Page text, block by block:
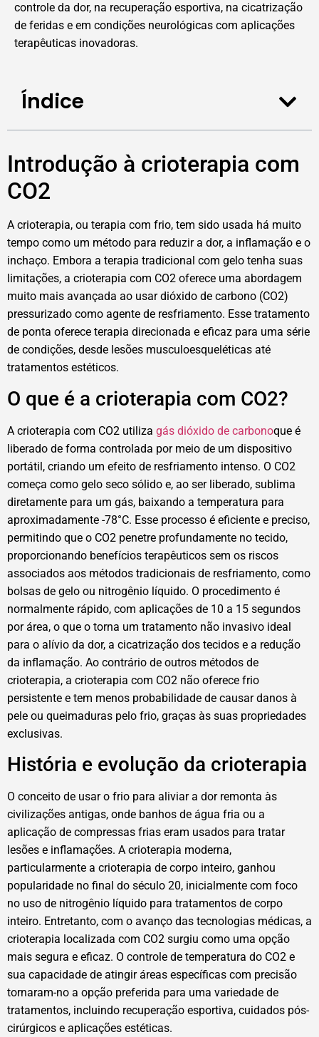
controle da dor, na recuperação esportiva, na cicatrização
de feridas e em condições neurológicas com aplicações
terapêuticas inovadoras.
Índice
Introdução à crioterapia com
CO2
A crioterapia, ou terapia com frio, tem sido usada há muito
tempo como um método para reduzir a dor, a inflamação e o
inchaço. Embora a terapia tradicional com gelo tenha suas
limitações, a crioterapia com CO2 oferece uma abordagem
muito mais avançada ao usar dióxido de carbono (CO2)
pressurizado como agente de resfriamento. Esse tratamento
de ponta oferece terapia direcionada e eficaz para uma série
de condições, desde lesões musculoesqueléticas até
tratamentos estéticos.
O que é a crioterapia com CO2?
A crioterapia com CO2 utiliza gás dióxido de carbonoque é
liberado de forma controlada por meio de um dispositivo
portátil, criando um efeito de resfriamento intenso. O CO2
começa como gelo seco sólido e, ao ser liberado, sublima
diretamente para um gás, baixando a temperatura para
aproximadamente -78°C. Esse processo é eficiente e preciso,
permitindo que o CO2 penetre profundamente no tecido,
proporcionando benefícios terapêuticos sem os riscos
associados aos métodos tradicionais de resfriamento, como
bolsas de gelo ou nitrogênio líquido. O procedimento é
normalmente rápido, com aplicações de 10 a 15 segundos
por área, o que o torna um tratamento não invasivo ideal
para o alívio da dor, a cicatrização dos tecidos e a redução
da inflamação. Ao contrário de outros métodos de
crioterapia, a crioterapia com CO2 não oferece frio
persistente e tem menos probabilidade de causar danos à
pele ou queimaduras pelo frio, graças às suas propriedades
exclusivas.
História e evolução da crioterapia
O conceito de usar o frio para aliviar a dor remonta às
civilizações antigas, onde banhos de água fria ou a
aplicação de compressas frias eram usados para tratar
lesões e inflamações. A crioterapia moderna,
particularmente a crioterapia de corpo inteiro, ganhou
popularidade no final do século 20, inicialmente com foco
no uso de nitrogênio líquido para tratamentos de corpo
inteiro. Entretanto, com o avanço das tecnologias médicas, a
crioterapia localizada com CO2 surgiu como uma opção
mais segura e eficaz. O controle de temperatura do CO2 e
sua capacidade de atingir áreas específicas com precisão
tornaram-no a opção preferida para uma variedade de
tratamentos, incluindo recuperação esportiva, cuidados pós-
cirúrgicos e aplicações estéticas.